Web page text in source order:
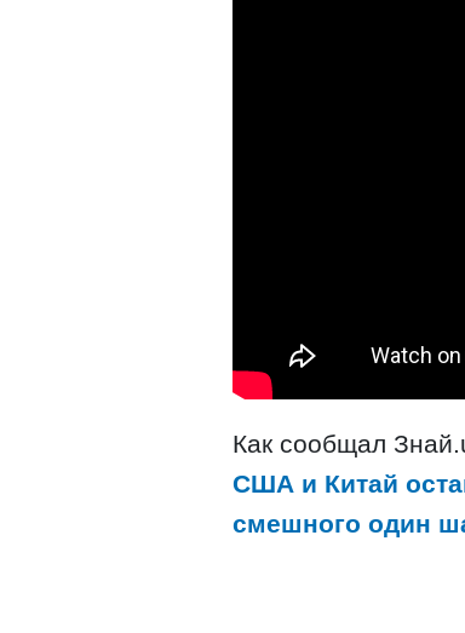
Как сообщал
США и Китай
смешного один